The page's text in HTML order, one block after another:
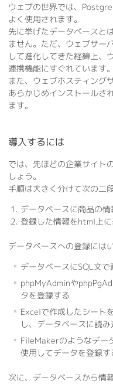
ウェブの世界では、
よく使用されます。
先に挙げたデータベースと
ません。ただ、ウェブサー
して進化してきた経緯上、
連携機能にすぐれています。
また、ウェブホスティング
あらかじめインストールさ
ます。
導入するには
では、先ほどの企業サイト
しょう。
手順は大きく分けて次の二
データベースに商品の
登録した情報をhtml上
データベースへの登録には
データベースにSQL文で
phpMyAdminや
タを登録する
Excelで作成したシート
し、データベースに読
FileMakerのようなデー
使用してデータを登録す
次に、データベースから情